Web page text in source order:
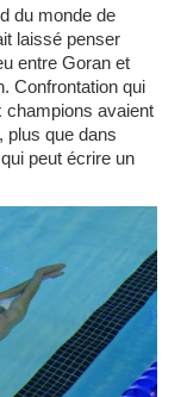
du monde de
laissé penser
entre Goran et
Confrontation qui
champions avaient
plus que dans
peut écrire un